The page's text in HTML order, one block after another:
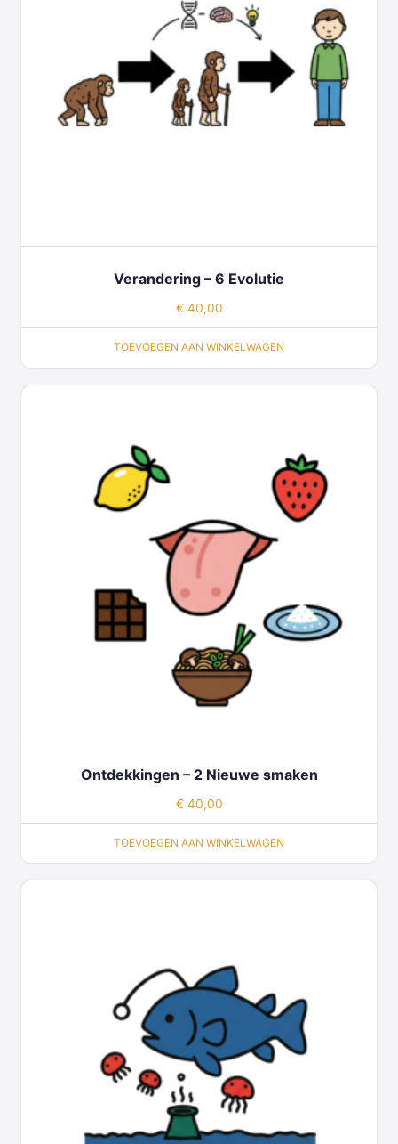
Verandering – 6 Evolutie
€ 40,00
TOEVOEGEN AAN WINKELWAGEN
Ontdekkingen – 2 Nieuwe smaken
€ 40,00
TOEVOEGEN AAN WINKELWAGEN